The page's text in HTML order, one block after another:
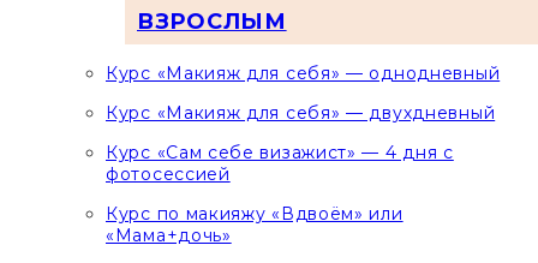
ВЗРОСЛЫМ
Курс «Макияж для себя» — однодневный
Курс «Макияж для себя» — двухдневный
Курс «Сам себе визажист» — 4 дня с
фотосессией
Курс по макияжу «Вдвоём» или
«Мама+дочь»